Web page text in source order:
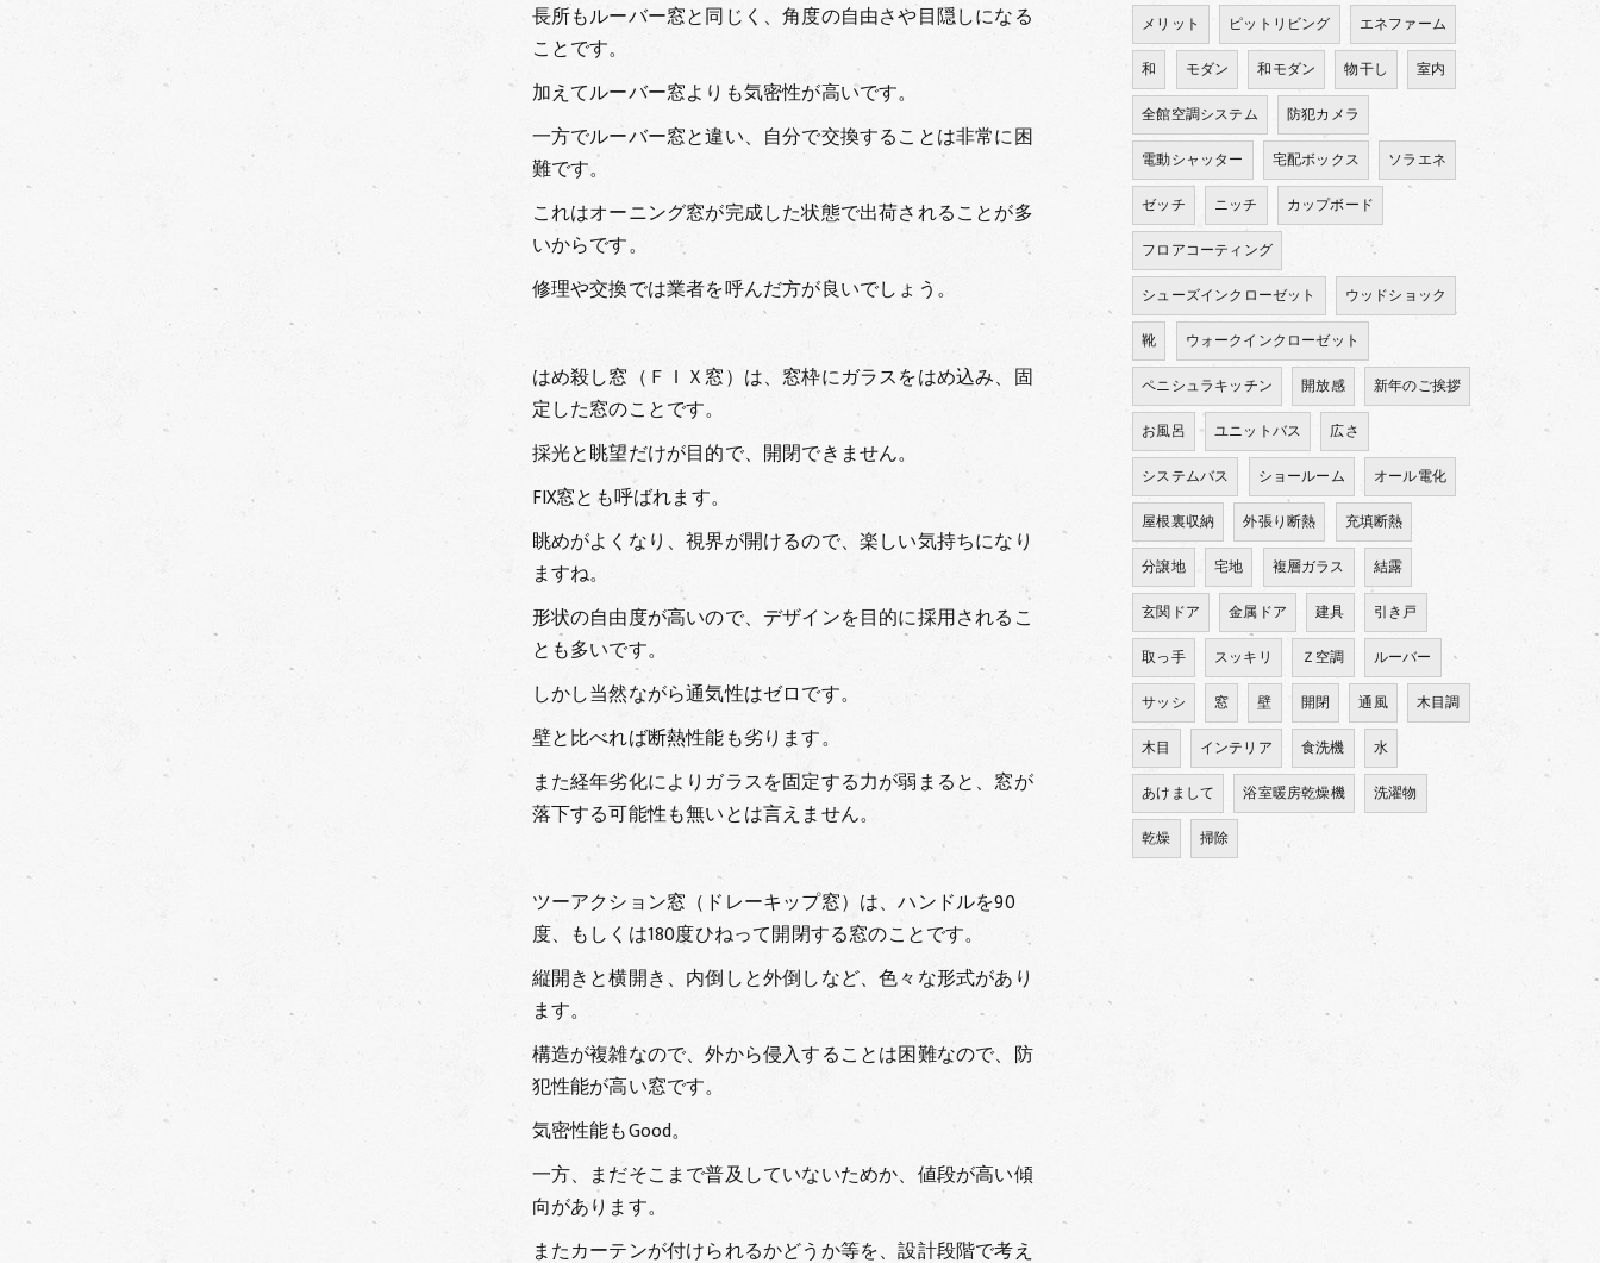
長所もルーバー窓と同じく、角度の自由さや目隠しになる
ことです。
加えてルーバー窓よりも気密性が高いです。
一方でルーバー窓と違い、自分で交換することは非常に困
難です。
これはオーニング窓が完成した状態で出荷されることが多
いからです。
修理や交換では業者を呼んだ方が良いでしょう。
はめ殺し窓（ＦＩＸ窓）は、窓枠にガラスをはめ込み、固
定した窓のことです。
採光と眺望だけが目的で、開閉できません。
FIX窓とも呼ばれます。
眺めがよくなり、視界が開けるので、楽しい気持ちになり
ますね。
形状の自由度が高いので、デザインを目的に採用されるこ
とも多いです。
しかし当然ながら通気性はゼロです。
壁と比べれば断熱性能も劣ります。
また経年劣化によりガラスを固定する力が弱まると、窓が
落下する可能性も無いとは言えません。
ツーアクション窓（ドレーキップ窓）は、ハンドルを90
度、もしくは180度ひねって開閉する窓のことです。
縦開きと横開き、内倒しと外倒しなど、色々な形式があり
ます。
構造が複雑なので、外から侵入することは困難なので、防
犯性能が高い窓です。
気密性能もGood。
一方、まだそこまで普及していないためか、値段が高い傾
向があります。
またカーテンが付けられるかどうか等を、設計段階で考え
メリット
ピットリビング
エネファーム
和
モダン 和モダン 物干し
室内
全館空調システム
防犯カメラ
電動シャッター
宅配ボックス
ソラエネ
ゼッチ
ニッチ
カップボード
フロアコーティング
シューズインクローゼット
ウッドショック
靴
ウォークインクローゼット
ペニシュラキッチン
開放感
新年のご挨拶
お風呂
ユニットバス
広さ
システムバス
ショールーム
オール電化
屋根裏収納
外張り断熱
充填断熱
分譲地
宅地 複層ガラス
結露
玄関ドア
金属ドア 建具
引き戸
取っ手
スッキリ Ｚ空調
ルーバー
サッシ
窓 壁 開閉 通風
木目調
木目
インテリア 食洗機
水
あけまして
浴室暖房乾燥機
洗濯物
乾燥
掃除